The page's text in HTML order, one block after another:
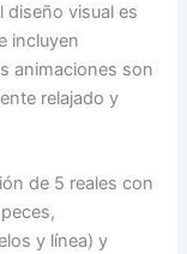
diseño visual es
incluyen
animaciones son
relajado y
de 5 reales con
y línea) y